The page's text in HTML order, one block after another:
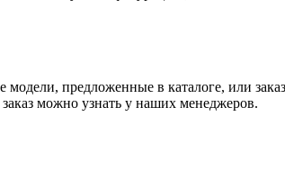
предложенные в каталоге, или
можно узнать у наших менеджеров.